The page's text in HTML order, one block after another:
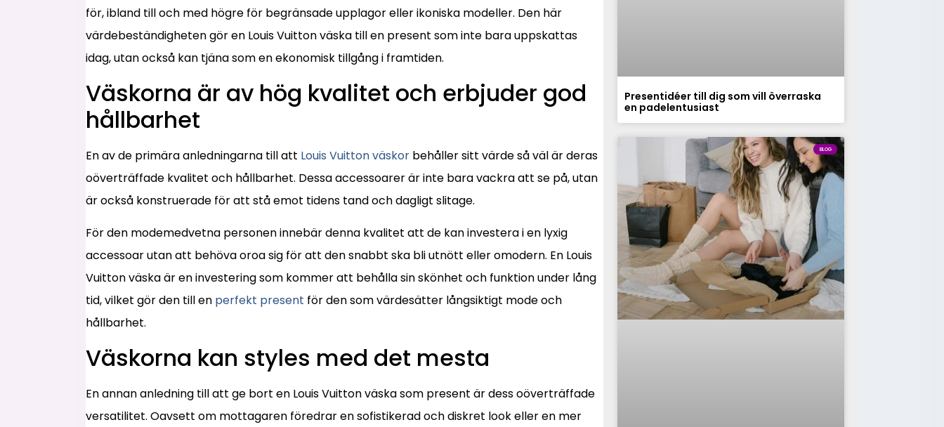
för, ibland till och med högre för begränsade upplagor eller ikoniska modeller. Den här
värdebeständigheten gör en Louis Vuitton väska till en present som inte bara uppskattas
idag, utan också kan tjäna som en ekonomisk tillgång i framtiden.
Väskorna är av hög kvalitet och erbjuder god
hållbarhet
En av de primära anledningarna till att Louis Vuitton väskor behåller sitt värde så väl är deras
oöverträffade kvalitet och hållbarhet. Dessa accessoarer är inte bara vackra att se på, utan
är också konstruerade för att stå emot tidens tand och dagligt slitage.
För den modemedvetna personen innebär denna kvalitet att de kan investera i en lyxig
accessoar utan att behöva oroa sig för att den snabbt ska bli utnött eller omodern. En Louis
Vuitton väska är en investering som kommer att behålla sin skönhet och funktion under lång
tid, vilket gör den till en perfekt present för den som värdesätter långsiktigt mode och
hållbarhet.
Väskorna kan styles med det mesta
En annan anledning till att ge bort en Louis Vuitton väska som present är dess oöverträffade
versatilitet. Oavsett om mottagaren föredrar en sofistikerad och diskret look eller en mer
Presentidéer till dig som vill överraska
en padelentusiast
BLOG